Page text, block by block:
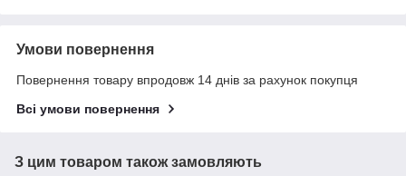
Умови повернення
Повернення товару впродовж 14 днів за рахунок покупця
Всі умови повернення
З цим товаром також замовляють